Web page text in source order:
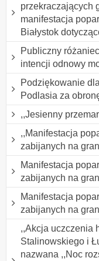
przekraczających
manifestacja
Białystok
Publiczny
intencji odnowy
Podziękowanie
Podlasia za
,,Jesienny
,,Manifestacja
zabijanych na
Manifestacja
zabijanych na
Manifestacja
zabijanych na
,,Akcja uczczenia
Stalinowskiego i
nazwana ,,Noc